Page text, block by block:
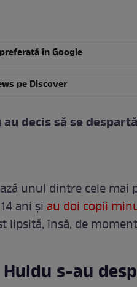
în Google
pe Discover
decis să se despartă
unul dintre cele mai
ani și au doi copii
lipsită, însă, de
s-au